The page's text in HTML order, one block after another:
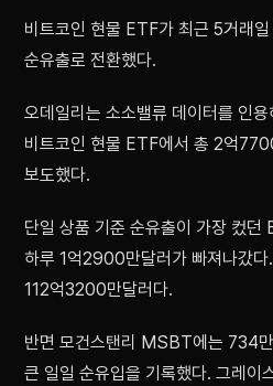
비트코인 현물 ETF가 최근 5거래
순유출로 전환했다.
오데일리는 소소밸류 데이터를 인
비트코인 현물 ETF에서 총 2억
보도했다.
단일 상품 기준 순유출이 가장 컸
하루 1억2900만달러가 빠져나갔
112억3200만달러다.
반면 모건스탠리 MSBT에는 734
큰 일일 순유입을 기록했다. 그레이